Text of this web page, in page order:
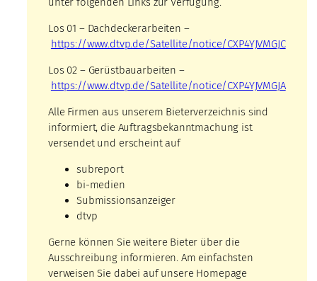
Los 01 – Dachdeckerarbeiten –
https://www.dtvp.de/Satellite/notice/CXP4YJVMGJC
Los 02 – Gerüstbauarbeiten –
https://www.dtvp.de/Satellite/notice/CXP4YJVMGJA
Alle Firmen aus unserem Bieterverzeichnis sind
informiert, die Auftragsbekanntmachung ist
versendet und erscheint auf
subreport
bi-medien
Submissionsanzeiger
dtvp
Gerne können Sie weitere Bieter über die
Ausschreibung informieren. Am einfachsten
verweisen Sie dabei auf unsere Homepage